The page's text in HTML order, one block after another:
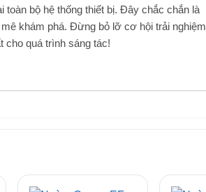
bộ hệ thống thiết bị. Đây chắc chắn là
khám phá. Đừng bỏ lỡ cơ hội trải nghiệm
cho quá trình sáng tác!